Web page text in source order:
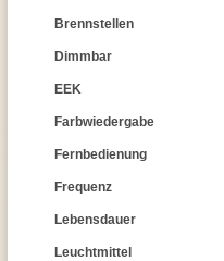
Brennstellen
Dimmbar
EEK
Farbwiedergabe
Fernbedienung
Frequenz
Lebensdauer
Leuchtmittel